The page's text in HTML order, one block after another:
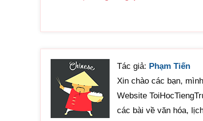
Tác giả: Phạm Tiến
Xin chào các bạn,
Website
các bài về văn hóa,